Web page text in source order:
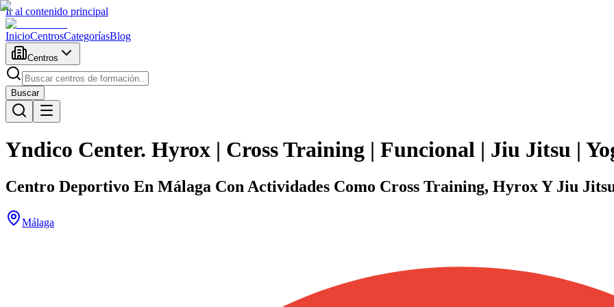
Ir al contenido principal
InicioCentrosCategoríasBlog
Centros
Buscar
Yndico Center. Hyrox | Cross Training | Funcional | Jiu Jitsu |
Centro Deportivo En Málaga Con Actividades Como Cross Training, Hyrox Y Jiu
Málaga